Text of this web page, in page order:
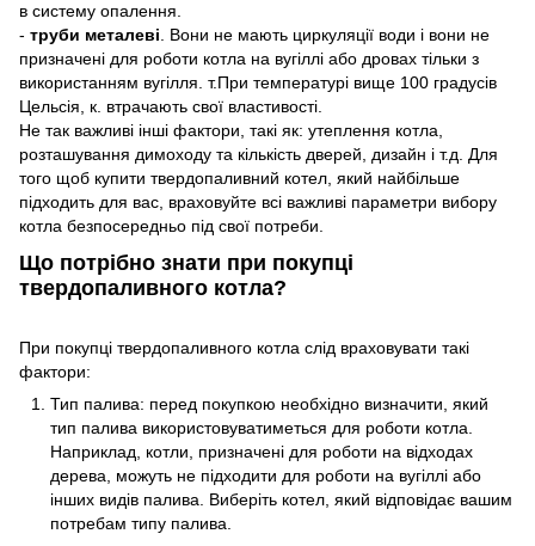
в систему опалення.
- труби металеві. Вони не мають циркуляції води і вони не
призначені для роботи котла на вугіллі або дровах тільки з
використанням вугілля. т.При температурі вище 100 градусів
Цельсія, к. втрачають свої властивості.
Не так важливі інші фактори, такі як: утеплення котла,
розташування димоходу та кількість дверей, дизайн і т.д. Для
того щоб купити твердопаливний котел, який найбільше
підходить для вас, враховуйте всі важливі параметри вибору
котла безпосередньо під свої потреби.
Що потрібно знати при покупці
твердопаливного котла?
При покупці твердопаливного котла слід враховувати такі
фактори:
Тип палива: перед покупкою необхідно визначити, який
тип палива використовуватиметься для роботи котла.
Наприклад, котли, призначені для роботи на відходах
дерева, можуть не підходити для роботи на вугіллі або
інших видів палива. Виберіть котел, який відповідає вашим
потребам типу палива.